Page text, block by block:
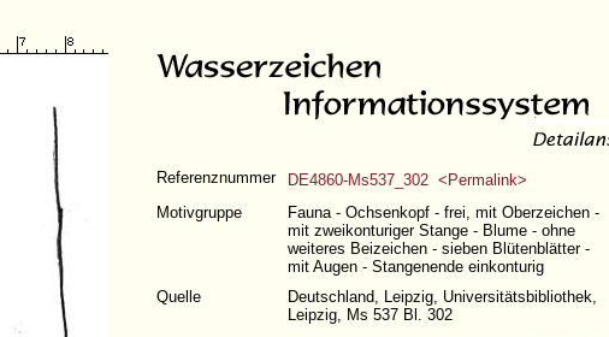
Referenznummer
DE4860-Ms537_302 <Permalink>
Motivgruppe
Fauna - Ochsenkopf - frei, mit Oberzeichen -
mit zweikonturiger Stange - Blume - ohne
weiteres Beizeichen - sieben Blütenblätter -
mit Augen - Stangenende einkonturig
Quelle
Deutschland, Leipzig, Universitätsbibliothek,
Leipzig, Ms 537 Bl. 302